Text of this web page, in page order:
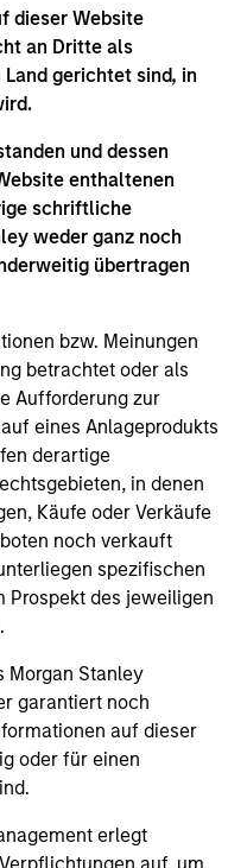
dieser Website
an Dritte als
gerichtet sind, in
und dessen
enthaltenen
schriftliche
weder ganz noch
übertragen
bzw. Meinungen
betrachtet oder als
Aufforderung zur
eines Anlageprodukts
derartige
in denen
Käufe oder Verkäufe
noch verkauft
spezifischen
Prospekt des jeweiligen
Morgan Stanley
garantiert noch
auf dieser
oder für einen
erlegt
Humanoids:
Leap
of
real-world data and
term value may
software and fleet
Kim examine how
beginning to move
manufacturing and
- August
resource for the
ideas and insights
the current